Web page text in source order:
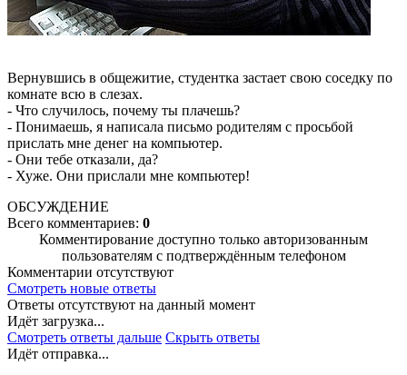
Вернувшись в общежитие, студентка застает свою соседку по
комнате всю в слезах.
- Что случилось, почему ты плачешь?
- Понимаешь, я написала письмо родителям с просьбой
прислать мне денег на компьютер.
- Они тебе отказали, да?
- Хуже. Они прислали мне компьютер!
ОБСУЖДЕНИЕ
Всего комментариев: 0
Комментирование доступно только авторизованным
пользователям с подтверждённым телефоном
Комментарии отсутствуют
Смотреть новые ответы
Ответы отсутствуют на данный момент
Идёт загрузка...
Смотреть ответы дальше Скрыть ответы
Идёт отправка...